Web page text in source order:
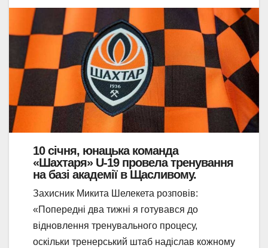
10 січня, юнацька команда
«Шахтаря» U-19 провела тренування
на базі академії в Щасливому.
Захисник Микита Шелекета розповів:
«Попередні два тижні я готувався до
відновлення тренувального процесу,
оскільки тренерський штаб надіслав кожному